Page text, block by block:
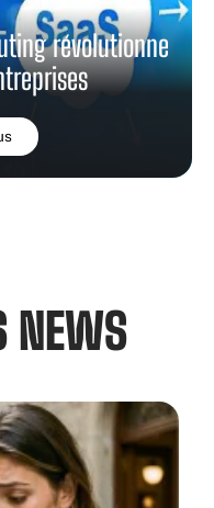
révolutionne
NEWS​